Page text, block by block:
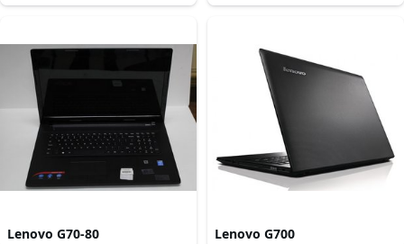
Lenovo G70-80 Lenovo G700